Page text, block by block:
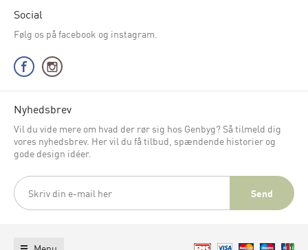
Social
Følg os på facebook og instagram.
Nyhedsbrev
Vil du vide mere om hvad der rør sig hos Genbyg? Så tilmeld dig
vores nyhedsbrev. Her vil du få tilbud, spændende historier og
gode design idéer.